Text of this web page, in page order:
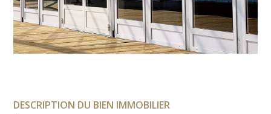
DESCRIPTION DU BIEN IMMOBILIER